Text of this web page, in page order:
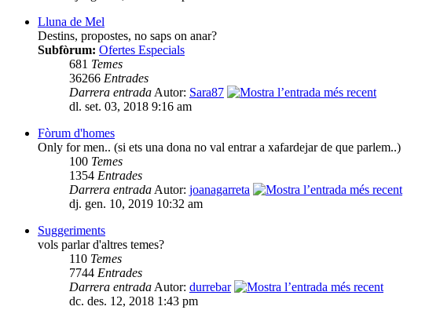
Lluna de Mel
Destins, propostes, no saps on anar?
Subfòrum: Ofertes Especials
681 Temes
36266 Entrades
Darrera entrada Autor: Sara87
dl. set. 03, 2018 9:16 am
Fòrum d'homes
Only for men.. (si ets una dona no val entrar a xafardejar de que parlem..)
100 Temes
1354 Entrades
Darrera entrada Autor: joanagarreta
dj. gen. 10, 2019 10:32 am
Suggeriments
vols parlar d'altres temes?
110 Temes
7744 Entrades
Darrera entrada Autor: durrebar
dc. des. 12, 2018 1:43 pm